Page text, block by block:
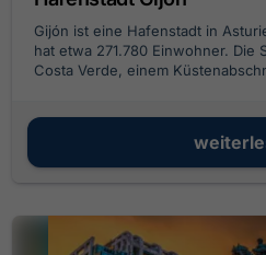
Gijón ist eine Hafenstadt in
hat etwa 271.780 Einwohner. Die
Costa Verde, einem